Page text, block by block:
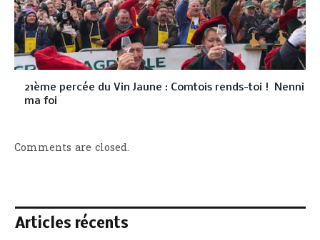
21ème percée du Vin Jaune : Comtois rends-toi ! Nenni
ma foi
Comments are closed.
Articles récents